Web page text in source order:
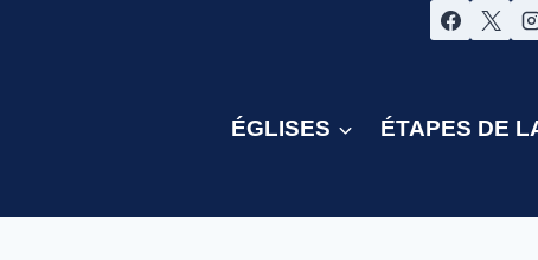
ÉGLISES ÉTAPES DE